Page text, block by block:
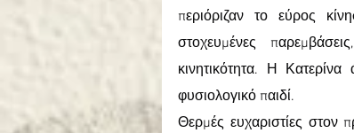
περιόριζαν το εύρος
στοχευμένες
κινητικότητα. Η
φυσιολογικό παιδί.
Θερμές ευχαριστίες στον